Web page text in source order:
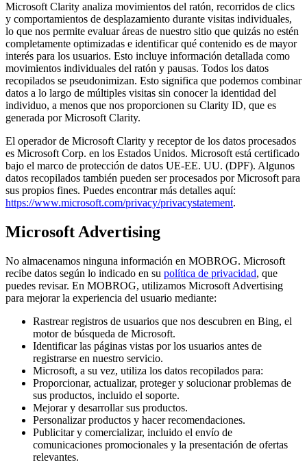
Microsoft Clarity analiza movimientos del ratón, recorridos de clics
y comportamientos de desplazamiento durante visitas individuales,
lo que nos permite evaluar áreas de nuestro sitio que quizás no estén
completamente optimizadas e identificar qué contenido es de mayor
interés para los usuarios. Esto incluye información detallada como
movimientos individuales del ratón y pausas. Todos los datos
recopilados se pseudonimizan. Esto significa que podemos combinar
datos a lo largo de múltiples visitas sin conocer la identidad del
individuo, a menos que nos proporcionen su Clarity ID, que es
generada por Microsoft Clarity.
El operador de Microsoft Clarity y receptor de los datos procesados
es Microsoft Corp. en los Estados Unidos. Microsoft está certificado
bajo el marco de protección de datos UE-EE. UU. (DPF). Algunos
datos recopilados también pueden ser procesados por Microsoft para
sus propios fines. Puedes encontrar más detalles aquí:
https://www.microsoft.com/privacy/privacystatement.
Microsoft Advertising
No almacenamos ninguna información en MOBROG. Microsoft
recibe datos según lo indicado en su política de privacidad, que
puedes revisar. En MOBROG, utilizamos Microsoft Advertising
para mejorar la experiencia del usuario mediante:
Rastrear registros de usuarios que nos descubren en Bing, el
motor de búsqueda de Microsoft.
Identificar las páginas vistas por los usuarios antes de
registrarse en nuestro servicio.
Microsoft, a su vez, utiliza los datos recopilados para:
Proporcionar, actualizar, proteger y solucionar problemas de
sus productos, incluido el soporte.
Mejorar y desarrollar sus productos.
Personalizar productos y hacer recomendaciones.
Publicitar y comercializar, incluido el envío de
comunicaciones promocionales y la presentación de ofertas
relevantes.